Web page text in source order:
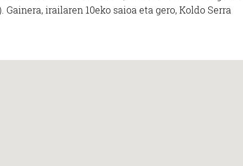
Gainera, irailaren 10eko saioa eta gero, Koldo Serra